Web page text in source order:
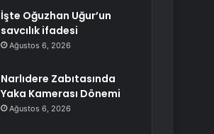
İşte Oğuzhan Uğur’un
savcılık ifadesi
Ağustos 6, 2026
Narlıdere Zabıtasında
Yaka Kamerası Dönemi
Ağustos 6, 2026